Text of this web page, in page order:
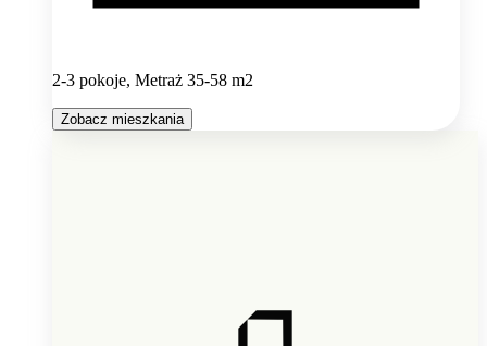
2-3 pokoje, Metraż 35-58 m2
Zobacz mieszkania